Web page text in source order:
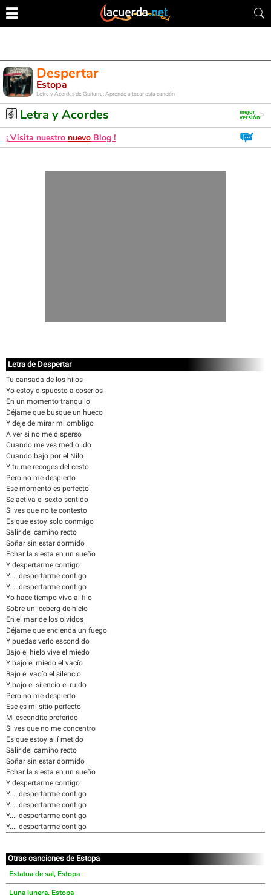
Despertar
Estopa
Letra y Acordes de Guitarra. Aprende a tocar esta canción
Letra y Acordes
¡ Visita nuestro nuevo Blog !
Letra de Despertar
Tu cansada de los hilos
Yo estoy dispuesto a coserlos
En un momento tranquilo
Déjame que busque un hueco
Y deje de mirar mi ombligo
A ver si no me disperso
Cuando me ves medio ido
Cuando bajo por el Nilo
Y tu me recoges del cesto
Pero no me despierto
Ese momento es perfecto
Se activa el sexto sentido
Si ves que no te contesto
Es que estoy solo conmigo
Salir del camino recto
Soñar sin estar dormido
Echar la siesta en un sueño
Y despertarme contigo
Y.... despertarme contigo
Y.... despertarme contigo
Yo hace tiempo vivo al filo
Sobre un iceberg de hielo
En el mar de los olvidos
Déjame que encienda un fuego
Y puedas verlo escondido
Bajo el hielo vive el miedo
Y bajo el miedo el vacío
Bajo el vacío el silencio
Y bajo el silencio el ruido
Pero no me despierto
Ese es mi sitio perfecto
Mi escondite preferido
Si ves que no me concentro
Es que estoy allí metido
Salir del camino recto
Soñar sin estar dormido
Echar la siesta en un sueño
Y despertarme contigo
Y.... despertarme contigo
Y.... despertarme contigo
Y.... despertarme contigo
Y.... despertarme contigo
Otras canciones de Estopa
Estatua de sal, Estopa
Luna lunera, Estopa